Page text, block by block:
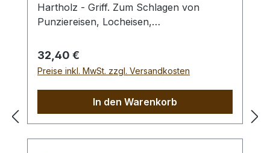
Hartholz - Griff. Zum Schlagen von
Punziereisen, Locheisen,
Schlagfläche. Wenig Rückschlag durch
schlagabsorbierenden Poly -
Hammerkopf. 240 gr Gesamtgewicht /
Regulärer Preis:
32,40 €
Preise inkl. MwSt. zzgl. Versandkosten
In den Warenkorb